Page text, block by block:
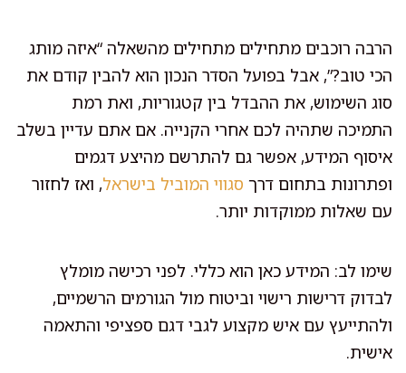
הרבה רוכבים מתחילים מתחילים מהשאלה “איזה מותג
הכי טוב?”, אבל בפועל הסדר הנכון הוא להבין קודם את
סוג השימוש, את ההבדל בין קטגוריות, ואת רמת
התמיכה שתהיה לכם אחרי הקנייה. אם אתם עדיין בשלב
איסוף המידע, אפשר גם להתרשם מהיצע דגמים
ופתרונות בתחום דרך סגווי המוביל בישראל, ואז לחזור
עם שאלות ממוקדות יותר.
שימו לב: המידע כאן הוא כללי. לפני רכישה מומלץ
לבדוק דרישות רישוי וביטוח מול הגורמים הרשמיים,
ולהתייעץ עם איש מקצוע לגבי דגם ספציפי והתאמה
אישית.